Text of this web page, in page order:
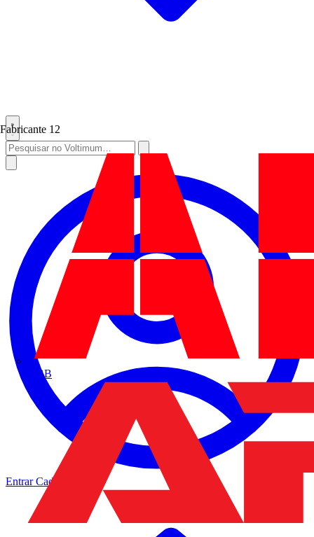
Fabricante 12
ABB
EntrarCadastrar